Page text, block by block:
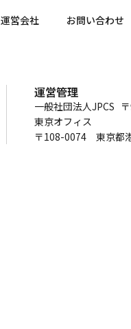
運営会社 お問い合わせ
運営管理
一般社団法人JPCS
東京オフィス
〒108-0074 東京都